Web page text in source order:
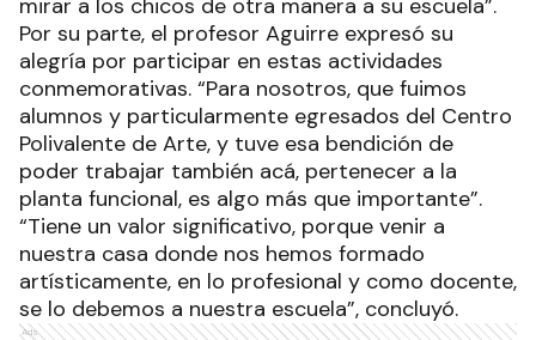
mirar a los chicos de otra manera a su escuela”.
Por su parte, el profesor Aguirre expresó su
alegría por participar en estas actividades
conmemorativas. “Para nosotros, que fuimos
alumnos y particularmente egresados del Centro
Polivalente de Arte, y tuve esa bendición de
poder trabajar también acá, pertenecer a la
planta funcional, es algo más que importante”.
“Tiene un valor significativo, porque venir a
nuestra casa donde nos hemos formado
artísticamente, en lo profesional y como docente,
se lo debemos a nuestra escuela”, concluyó.
Ads